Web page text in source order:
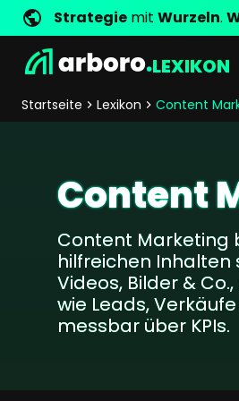
Strategie mit Wurzeln.
LEXIKON
Entwicklung
Shopentwicklung
Online
SEO
SEA
Content
Social
Shop ErfolgsstorysShop
Management
Jobsarboro als Arbeitgeber
AnfrageStandorte
Startseite Lexikon Content
Content
Content Marketing
hilfreichen Inhalten
Videos, Bilder &
wie Leads,
messbar über KPIs.